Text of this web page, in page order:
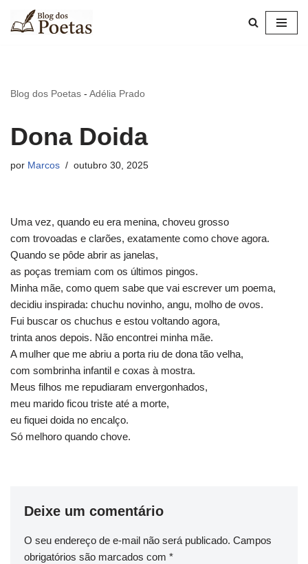
Pular
Blog dos Poetas - Adélia Prado
Dona Doida
por Marcos outubro 30, 2025
Uma vez, quando eu era menina, choveu grosso
com trovoadas e clarões, exatamente como chove agora.
Quando se pôde abrir as janelas,
as poças tremiam com os últimos pingos.
Minha mãe, como quem sabe que vai escrever um poema,
decidiu inspirada: chuchu novinho, angu, molho de ovos.
Fui buscar os chuchus e estou voltando agora,
trinta anos depois. Não encontrei minha mãe.
A mulher que me abriu a porta riu de dona tão velha,
com sombrinha infantil e coxas à mostra.
Meus filhos me repudiaram envergonhados,
meu marido ficou triste até a morte,
eu fiquei doida no encalço.
Só melhoro quando chove.
Deixe um comentário
O seu endereço de e-mail não será publicado. Campos
obrigatórios são marcados com *